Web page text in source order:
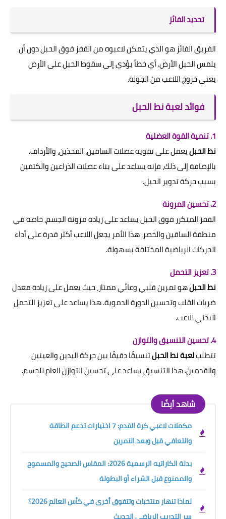
تحديد الفائز
الفريق الفائز هو الذي يتمكن لاعبوه من القفز فوق الحبل دون أن
يلمس الحبل الأرض. أي خطأ يؤدي إلى سقوط الحبل على الأرض
يعني خروج اللاعب من الجولة.
فوائد لعبة نط الحبل
1. تنمية القوة العضلية
نط الحبليعمل على تقوية عضلات الساقين، الفخذين، والأرداف.
بالإضافة إلى ذلك، فإنه يساعد على بناء عضلات الذراعين والكتفين
بسبب حركة تدوير الحبل.
2. تحسين المرونة
القفز المتكرر فوق الحبل يساعد على زيادة مرونة الجسم، خاصة في
منطقة الساقين والخصر. هذا الأمر يجعل اللاعب أكثر قدرة على أداء
الحركات الرياضية المختلفة بسهولة.
3. تعزيز التحمل
نط الحبلهو تمرين قلبي وعائي ممتاز، حيث يعمل على زيادة معدل
ضربات القلب وتحسين الدورة الدموية. هذا يساعد على تعزيز التحمل
البدني للاعب.
4. تحسين التنسيق والتوازن
تتطلبلعبة نط الحبلتنسيقًا دقيقًا بين حركة اليدين والعينين
والقدمين. هذا التنسيق يساعد على تحسين التوازن العام للجسم.
شاهد أيضًا
مكملات لاعبي كرة القدم: 7 اختيارات تدعم الطاقة
والتعافي قبل وبعد التمرين
بدلة الكاراتيه الرسمية 2026: المقاس الصحيح والمسموح
والممنوع قبل الشراء أو البطولة
لماذا تنهار منتخبات وتتفوق أخرى في كأس العالم 2026؟